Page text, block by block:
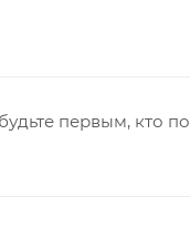
первым, кто